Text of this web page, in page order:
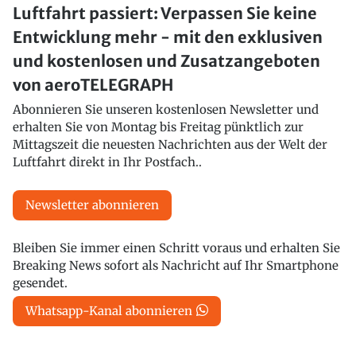
Luftfahrt passiert: Verpassen Sie keine
Entwicklung mehr - mit den exklusiven
und kostenlosen und Zusatzangeboten
von aeroTELEGRAPH
Abonnieren Sie unseren kostenlosen Newsletter und
erhalten Sie von Montag bis Freitag pünktlich zur
Mittagszeit die neuesten Nachrichten aus der Welt der
Luftfahrt direkt in Ihr Postfach..
Newsletter abonnieren
Bleiben Sie immer einen Schritt voraus und erhalten Sie
Breaking News sofort als Nachricht auf Ihr Smartphone
gesendet.
Whatsapp-Kanal abonnieren